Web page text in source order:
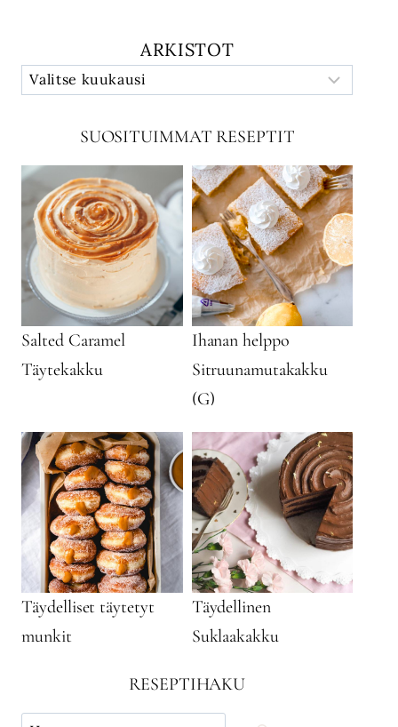
ARKISTOT
SUOSITUIMMAT RESEPTIT
Salted Caramel
Täytekakku
Ihanan helppo
Sitruunamutakakku
(G)
Täydelliset täytetyt
munkit
Täydellinen
Suklaakakku
RESEPTIHAKU
Käytä